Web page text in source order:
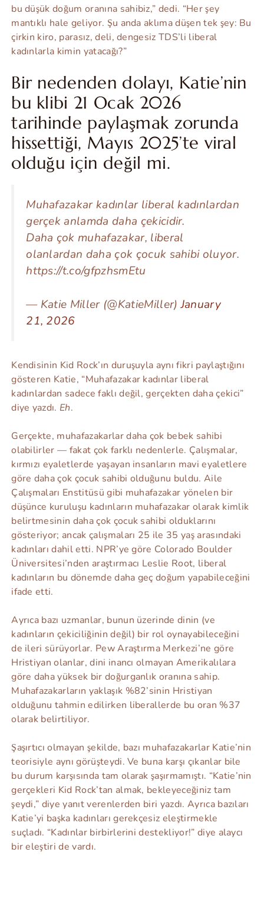
bu düşük doğum oranına sahibiz,” dedi. “Her şey
mantıklı hale geliyor. Şu anda aklıma düşen tek şey: Bu
çirkin kiro, parasız, deli, dengesiz TDS’li liberal
kadınlarla kimin yatacağı?”
Bir nedenden dolayı, Katie’nin
bu klibi 21 Ocak 2026
tarihinde paylaşmak zorunda
hissettiği, Mayıs 2025’te viral
olduğu için değil mi.
Muhafazakar kadınlar liberal kadınlardan
gerçek anlamda daha çekicidir.
Daha çok muhafazakar, liberal
olanlardan daha çok çocuk sahibi oluyor.
https://t.co/gfpzhsmEtu
— Katie Miller (@KatieMiller)January
21, 2026
Kendisinin Kid Rock’ın duruşuyla aynı fikri paylaştığını
gösteren Katie, “Muhafazakar kadınlar liberal
kadınlardan sadece faklı değil, gerçekten daha çekici”
diye yazdı. Eh.
Gerçekte, muhafazakarlar daha çok bebek sahibi
olabilirler — fakat çok farklı nedenlerle. Çalışmalar,
kırmızı eyaletlerde yaşayan insanların mavi eyaletlere
göre daha çok çocuk sahibi olduğunu buldu. Aile
Çalışmaları Enstitüsü gibi muhafazakar yönelen bir
düşünce kuruluşu kadınların muhafazakar olarak kimlik
belirtmesinin daha çok çocuk sahibi olduklarını
gösteriyor; ancak çalışmaları 25 ile 35 yaş arasındaki
kadınları dahil etti. NPR’ye göre Colorado Boulder
Üniversitesi’nden araştırmacı Leslie Root, liberal
kadınların bu dönemde daha geç doğum yapabileceğini
ifade etti.
Ayrıca bazı uzmanlar, bunun üzerinde dinin (ve
kadınların çekiciliğinin değil) bir rol oynayabileceğini
de ileri sürüyorlar. Pew Araştırma Merkezi’ne göre
Hristiyan olanlar, dini inancı olmayan Amerikalılara
göre daha yüksek bir doğurganlık oranına sahip.
Muhafazakarların yaklaşık %82’sinin Hristiyan
olduğunu tahmin edilirken liberallerde bu oran %37
olarak belirtiliyor.
Şaşırtıcı olmayan şekilde, bazı muhafazakarlar Katie’nin
teorisiyle aynı görüşteydi. Ve buna karşı çıkanlar bile
bu durum karşısında tam olarak şaşırmamıştı. “Katie’nin
gerçekleri Kid Rock’tan almak, bekleyeceğiniz tam
şeydi,” diye yanıt verenlerden biri yazdı. Ayrıca bazıları
Katie’yi başka kadınları gerekçesiz eleştirmekle
suçladı. “Kadınlar birbirlerini destekliyor!” diye alaycı
bir eleştiri de vardı.